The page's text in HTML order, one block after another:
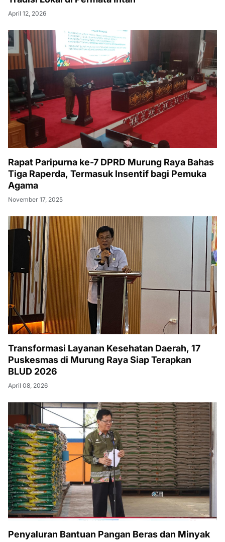
April 12, 2026
Rapat Paripurna ke-7 DPRD Murung Raya Bahas
Tiga Raperda, Termasuk Insentif bagi Pemuka
Agama
November 17, 2025
Transformasi Layanan Kesehatan Daerah, 17
Puskesmas di Murung Raya Siap Terapkan
BLUD 2026
April 08, 2026
Penyaluran Bantuan Pangan Beras dan Minyak